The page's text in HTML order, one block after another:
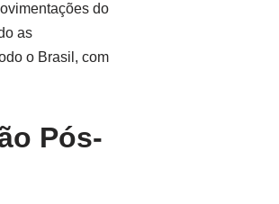
do
as
o Brasil, com
Pós-